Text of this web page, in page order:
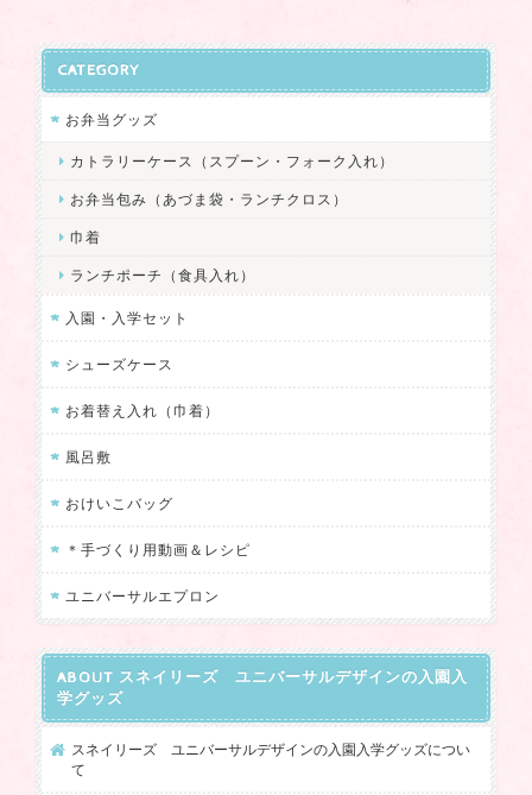
CATEGORY
お弁当グッズ
カトラリーケース（スプーン・フォーク入れ）
お弁当包み（あづま袋・ランチクロス）
巾着
ランチポーチ（食具入れ）
入園・入学セット
シューズケース
お着替え入れ（巾着）
風呂敷
おけいこバッグ
＊手づくり用動画＆レシピ
ユニバーサルエプロン
ABOUT スネイリーズ ユニバーサルデザインの入園入
学グッズ
スネイリーズ ユニバーサルデザインの入園入学グッズについ
て